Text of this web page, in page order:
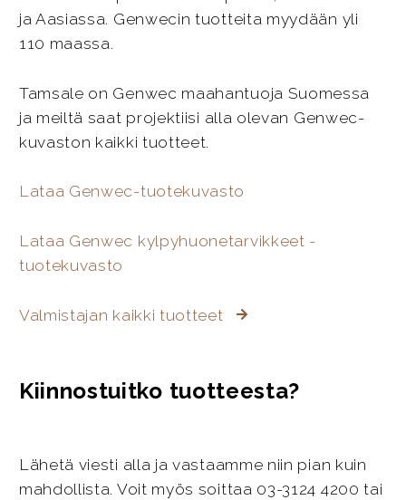
ja Aasiassa. Genwecin tuotteita myydään yli
110 maassa.
Tamsale on Genwec maahantuoja Suomessa
ja meiltä saat projektiisi alla olevan Genwec-
kuvaston kaikki tuotteet.
Lataa Genwec-tuotekuvasto
Lataa Genwec kylpyhuonetarvikkeet -
tuotekuvasto
Valmistajan kaikki tuotteet
Kiinnostuitko tuotteesta?
Lähetä viesti alla ja vastaamme niin pian kuin
mahdollista. Voit myös soittaa 03-3124 4200 tai